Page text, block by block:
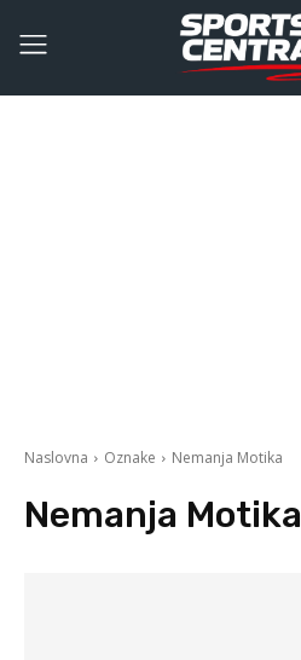
Naslovna Oznake Nemanja Motika
Nemanja Motika